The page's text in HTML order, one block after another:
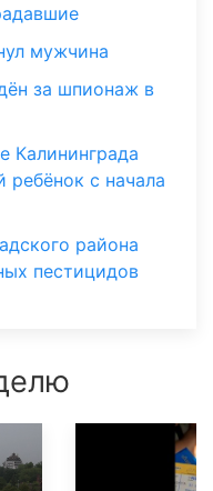
мужчина
за шпионаж в
Калининграда
с начала
района
пестицидов